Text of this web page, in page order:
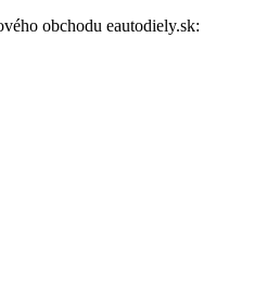
obchodu eautodiely.sk: